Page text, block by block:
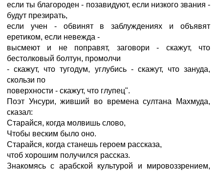
если ты благороден - позавидуют, если низкого звания -
будут презирать,
если учен - обвинят в заблуждениях и объявят
еретиком, если невежда -
высмеют и не поправят, заговори - скажут, что
бестолковый болтун, промолчи
- скажут, что тугодум, углубись - скажут, что зануда,
скользи по
поверхности - скажут, что глупец".
Поэт Унсури, живший во времена султана Махмуда,
сказал:
Старайся, когда молвишь слово,
Чтобы веским было оно.
Старайся, когда станешь героем рассказа,
чтоб хорошим получился рассказ.
Знакомясь с арабской культурой и мировоззрением,